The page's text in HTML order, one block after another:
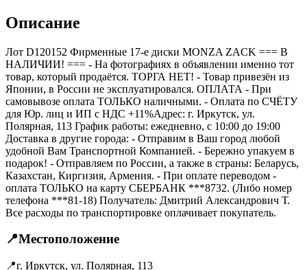
Описание
Лот D120152 Фирменные 17-е диски MONZA ZACK === B
НАЛИЧИИ! === - На фотографиях в объявлении именно тот
товар, который продаётся. ТОРГА НЕТ! - Товар привезён из
Японии, в России не эксплуатировался. ОПЛАТА - При
самовывозе оплата ТОЛЬКО наличными. - Оплата по СЧЁТУ
для Юр. лиц и ИП с НДС +11%Адрес: г. Иркутск, ул.
Полярная, 113 График работы: ежедневно, с 10:00 до 19:00
Доставка в другие города: - Отправим в Ваш город любой
удобной Вам Транспортной Компанией. - Бережно упакуем в
подарок! - Отправляем по России, а также в страны: Беларусь,
Казахстан, Киргизия, Армения. - При оплате переводом -
оплата ТОЛЬКО на карту СБЕРБАНК ***8732. (Либо номер
телефона ***81-18) Получатель: Дмитрий Александрович Т.
Все расходы по транспортировке оплачивает покупатель.
📍Местоположение
📍г. Иркутск, ул. Полярная, 113